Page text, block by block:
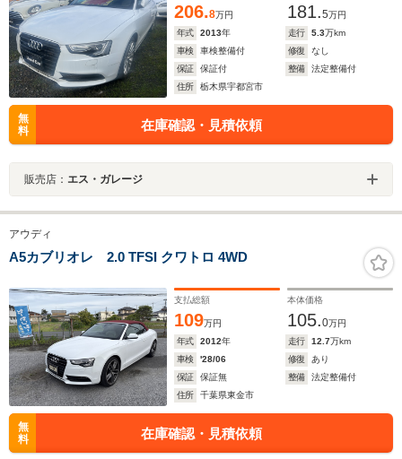
206.8万円 181.5万円
年式
2013年 走行 5.3万km
車検
車検整備付 修復
なし
保証
保証付 整備
法定整備付
住所
栃木県宇都宮市
無
料
在庫確認・見積依頼
販売店： エス・ガレージ
アウディ
A5カブリオレ 2.0 TFSI クワトロ 4WD
支払総額
109万円
本体価格
105.0万円
年式
2012年 走行 12.7万km
車検
'28/06 修復
あり
保証
保証無 整備
法定整備付
住所
千葉県東金市
無
料
在庫確認・見積依頼